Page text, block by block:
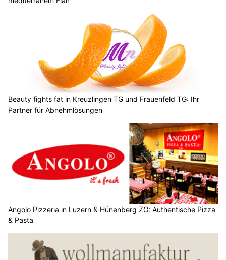
Beauty fights fat in Kreuzlingen TG und Frauenfeld TG: Ihr
Partner für Abnehmlösungen
Angolo Pizzeria in Luzern & Hünenberg ZG: Authentische Pizza
& Pasta